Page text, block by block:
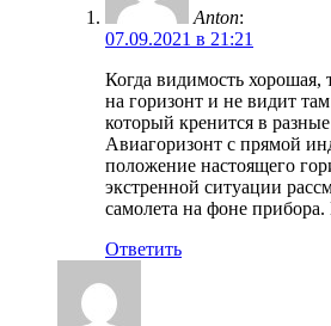
Anton:
07.09.2021 в 21:21
Когда видимость хорошая,
на горизонт и не видит
который кренится в
Авиагоризонт с прямой
положение настоящего
экстренной ситуации
самолета на фоне
Ответить